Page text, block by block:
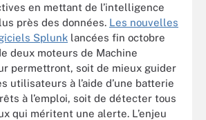
en mettant de l’intelligence
près des données. Les nouvelles
Splunk lancées fin octobre
deux moteurs de Machine
permettront, soit de mieux guider
utilisateurs à l’aide d’une batterie
à l’emploi, soit de détecter tous
qui méritent une alerte. L’enjeu